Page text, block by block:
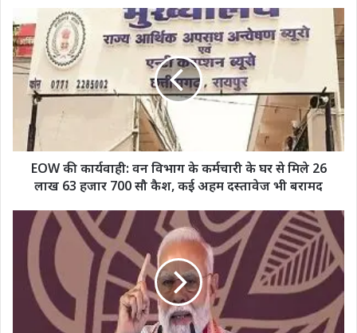
की
कार्यवाही:
वन
विभाग
कर्मचारी
घर
हजार
700
EOW की कार्यवाही: वन विभाग के कर्मचारी के घर से मिले 26
लाख 63 हजार 700 सौ कैश, कई अहम दस्तावेज भी बरामद
फ्लाइओवर
गइल
हो...